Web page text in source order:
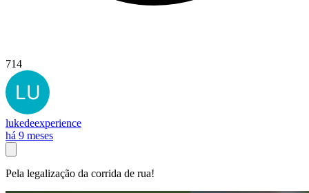
714
lukedeexperience
há 9 meses
Pela legalização da corrida de rua!